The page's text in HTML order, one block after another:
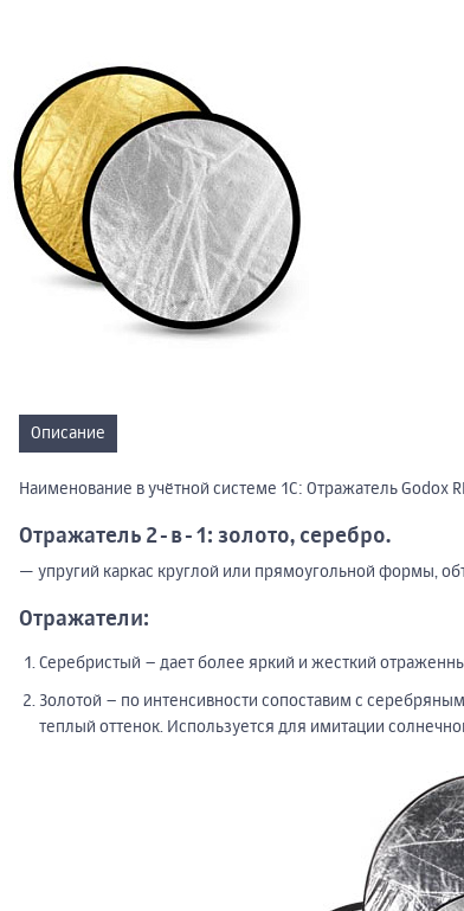
Описание
Наименование в учётной системе 1С: Отражатель Godox
Отражатель 2-в-1: золото, серебро.
— упругий каркас круглой или прямоугольной формы,
Отражатели:
Серебристый – дает более яркий и жесткий
Золотой – по интенсивности сопоставим с
теплый оттенок. Используется для имитации